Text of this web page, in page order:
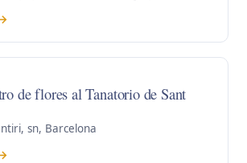
de flores al Tanatorio de Sant
sn, Barcelona